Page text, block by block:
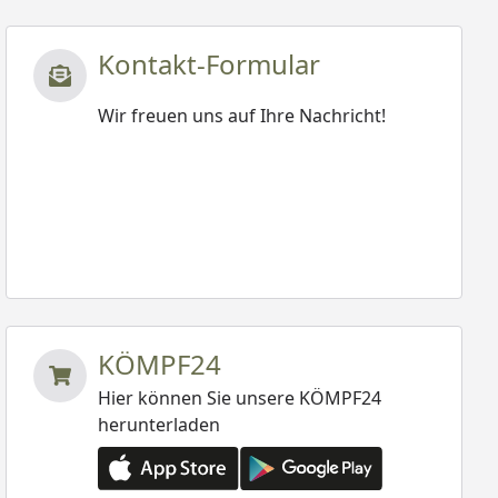
Kontakt-Formular
Wir freuen uns auf Ihre Nachricht!
KÖMPF24
Hier können Sie unsere KÖMPF24
herunterladen